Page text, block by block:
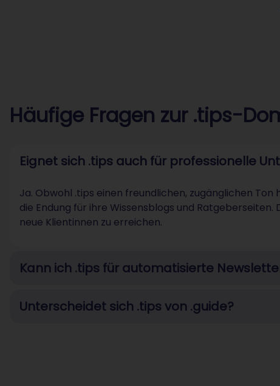
Häufige Fragen zur .tips-
Eignet sich .tips auch für professionelle
Ja. Obwohl .tips einen freundlichen, zugänglichen
die Endung für ihre Wissensblogs und
neue Klientinnen zu erreichen.
Kann ich .tips für automatisierte
Unterscheidet sich .tips von .guide?